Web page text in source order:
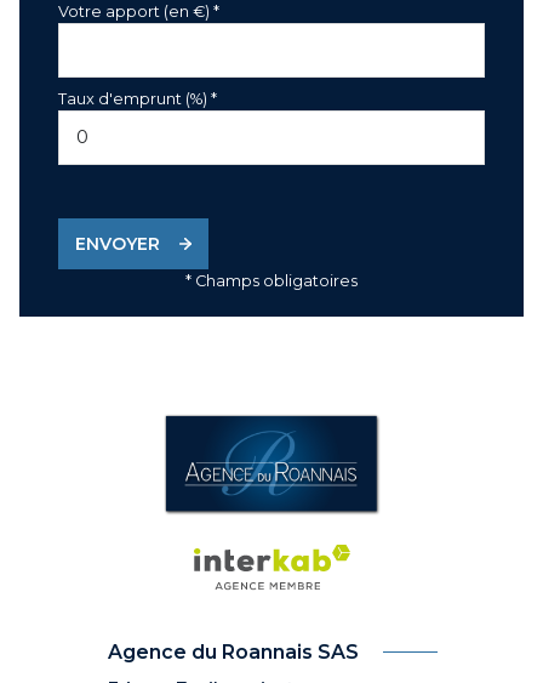
Votre apport (en €) *
Taux d'emprunt (%) *
ENVOYER
* Champs obligatoires
Agence du Roannais SAS